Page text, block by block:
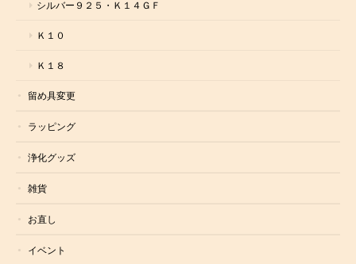
シルバー９２５・Ｋ１４ＧＦ
Ｋ１０
Ｋ１８
留め具変更
ラッピング
浄化グッズ
雑貨
お直し
イベント